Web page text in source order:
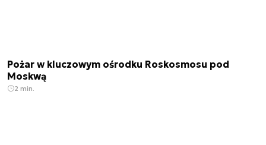
Pożar w kluczowym ośrodku Roskosmosu pod
Moskwą
2 min.